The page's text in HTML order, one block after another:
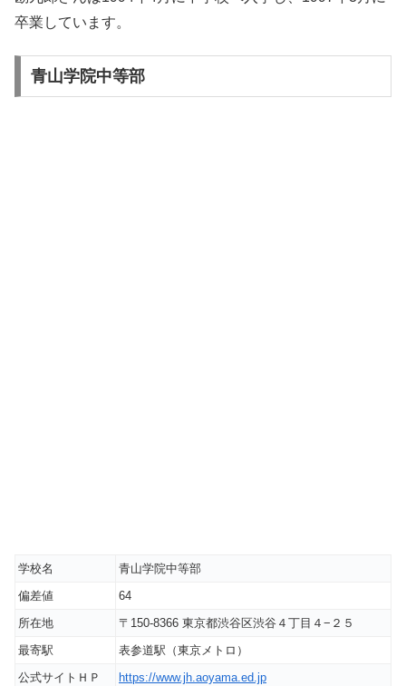
卒業しています。
青山学院中等部
学校名
青山学院中等部
偏差値
64
所在地
〒150-8366 東京都渋谷区渋谷４丁目４−２５
最寄駅
表参道駅（東京メトロ）
公式サイトＨＰ
https://www.jh.aoyama.ed.jp